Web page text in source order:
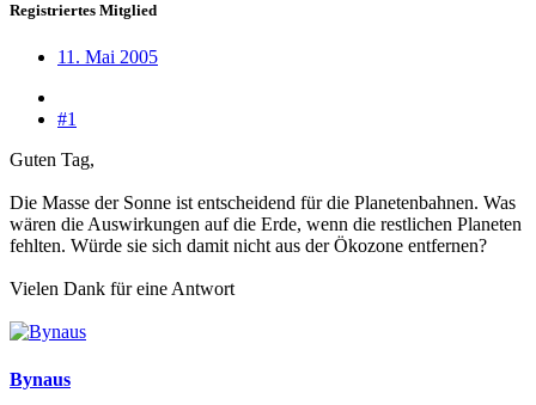
Registriertes Mitglied
11. Mai 2005
#1
Guten Tag,
Die Masse der Sonne ist entscheidend für die Planetenbahnen. Was
wären die Auswirkungen auf die Erde, wenn die restlichen Planeten
fehlten. Würde sie sich damit nicht aus der Ökozone entfernen?
Vielen Dank für eine Antwort
Bynaus